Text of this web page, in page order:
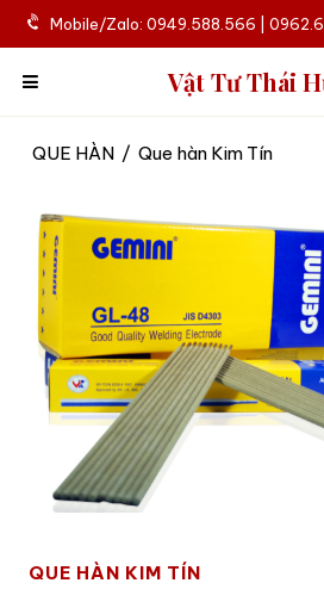
Mobile/Zalo: 0949.588.566 |
Vật Tư Thái
QUE HÀN / Que hàn Kim Tín
QUE HÀN KIM TÍN